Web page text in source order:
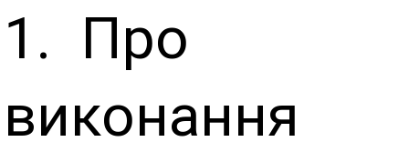
1. Про
виконання